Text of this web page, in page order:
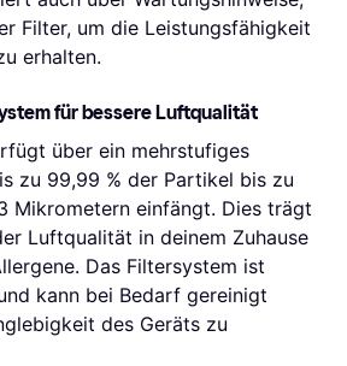
Filter, um die Leistungsfähigkeit
erhalten.
für bessere Luftqualität
über ein mehrstufiges
zu 99,99 % der Partikel bis zu
Mikrometern einfängt. Dies trägt
Luftqualität in deinem Zuhause
Das Filtersystem ist
kann bei Bedarf gereinigt
des Geräts zu